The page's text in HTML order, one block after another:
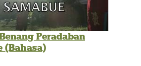
Peradaban
(Bahasa)